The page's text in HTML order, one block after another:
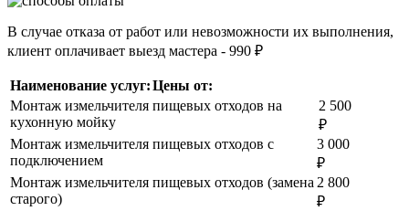
В случае отказа от работ или невозможности их выполнения,
клиент оплачивает выезд мастера - 990 ₽
Наименование услуг:Цены от:
Монтаж измельчителя пищевых отходов на
кухонную мойку
2 500
₽
Монтаж измельчителя пищевых отходов с
подключением
3 000
₽
Монтаж измельчителя пищевых отходов (замена
старого)
2 800
₽